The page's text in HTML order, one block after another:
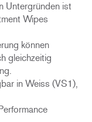
Untergründen ist
Wipes
können
gleichzeitig
in Weiss (VS1),